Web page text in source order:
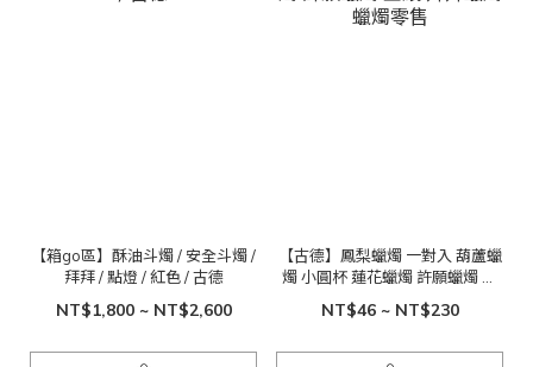
【箱go區】酥油斗燭 / 安全斗燭 /
拜拜 / 點燈 / 紅色 / 古德
NT$1,800 ~ NT$2,600
【古德】鳳梨蠟燭 一對入 葫蘆蠟
燭 小圓杯 蓮花蠟燭 許願蠟燭 金
紙 拜拜蠟燭 蠟燭零售
NT$46 ~ NT$230